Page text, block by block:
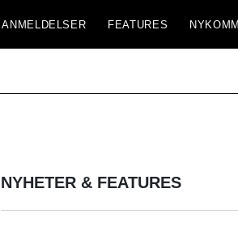
ANMELDELSER FEATURES
NYHETER & FEATURES